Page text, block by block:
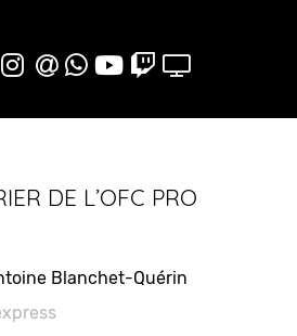
DE L’OFC PRO
Blanchet-Quérin